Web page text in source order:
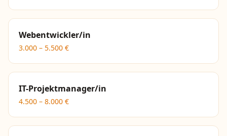
Webentwickler/in
3.000 – 5.500 €
IT-Projektmanager/in
4.500 – 8.000 €